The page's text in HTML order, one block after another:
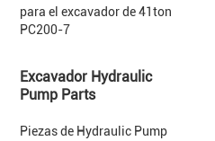
para el excavador de 41ton
PC200-7
Excavador Hydraulic
Pump Parts
Piezas de Hydraulic Pump